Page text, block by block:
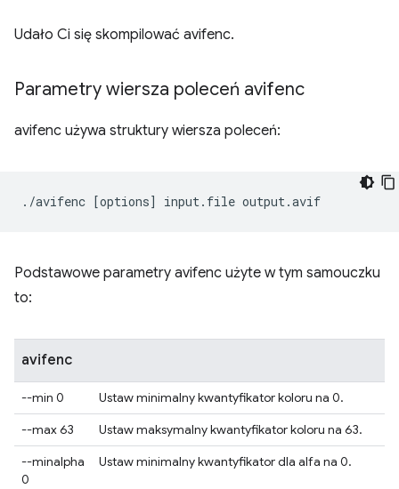
Udało Ci się skompilować avifenc.
Parametry wiersza poleceń avifenc
avifenc używa struktury wiersza poleceń:
./avifenc [options] input.file
Podstawowe parametry avifenc użyte w tym samouczku
to:
avifenc
--min 0
Ustaw minimalny kwantyfikator koloru na 0.
--max 63
Ustaw maksymalny kwantyfikator koloru na 63.
--minalpha
0
Ustaw minimalny kwantyfikator dla alfa na 0.